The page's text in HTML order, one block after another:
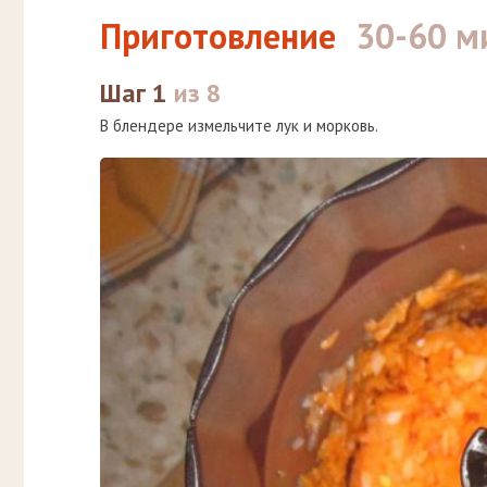
Приготовление 30-60
Шаг 1 из 8
В блендере измельчите лук и морковь.